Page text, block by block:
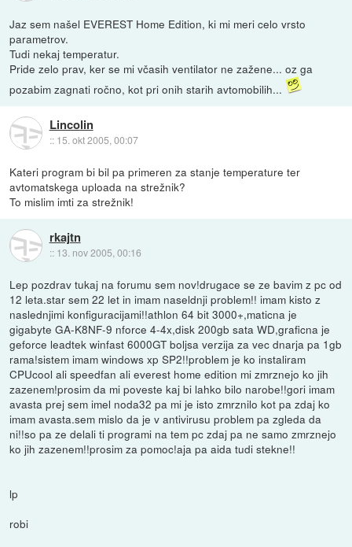
Jaz sem našel EVEREST Home Edition, ki mi meri celo vrsto
parametrov.
Tudi nekaj temperatur.
Pride zelo prav, ker se mi včasih ventilator ne zažene... oz ga
pozabim zagnati ročno, kot pri onih starih avtomobilih...
Lincolin
:: 15. okt 2005, 00:07
Kateri program bi bil pa primeren za stanje temperature ter
avtomatskega uploada na strežnik?
To mislim imti za strežnik!
rkajtn
:: 13. nov 2005, 00:16
Lep pozdrav tukaj na forumu sem nov!drugace se ze bavim z pc od
12 leta.star sem 22 let in imam naseldnji problem!! imam kisto z
naslednjimi konfiguracijami!!athlon 64 bit 3000+,maticna je
gigabyte GA-K8NF-9 nforce 4-4x,disk 200gb sata WD,graficna je
geforce leadtek winfast 6000GT boljsa verzija za vec dnarja pa 1gb
rama!sistem imam windows xp SP2!!problem je ko instaliram
CPUcool ali speedfan ali everest home edition mi zmrznejo ko jih
zazenem!prosim da mi poveste kaj bi lahko bilo narobe!!gori imam
avasta prej sem imel noda32 pa mi je isto zmrznilo kot pa zdaj ko
imam avasta.sem mislo da je v antivirusu problem pa zgleda da
ni!!so pa ze delali ti programi na tem pc zdaj pa ne samo zmrznejo
ko jih zazenem!!prosim za pomoc!aja pa aida tudi stekne!!
lp
robi